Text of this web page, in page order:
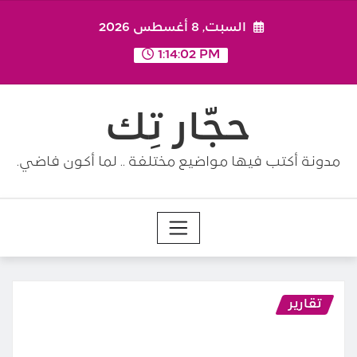
السبت, 8 أغسطس 2026
1:14:04 PM
حجّار تِك
مدونة أكتب فيها مواضيع مختلفة .. لما أكون فاضي.
تقارير